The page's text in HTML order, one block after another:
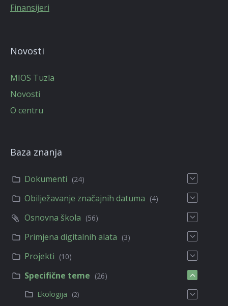
Finansijeri
Novosti
MIOS Tuzla
Novosti
O centru
Baza znanja
Dokumenti (24)
Obilježavanje značajnih datuma (4)
Osnovna škola (56)
Primjena digitalnih alata (3)
Projekti (10)
Specifične teme (26)
Ekologija
(2)